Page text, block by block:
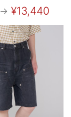
→ ¥13,440